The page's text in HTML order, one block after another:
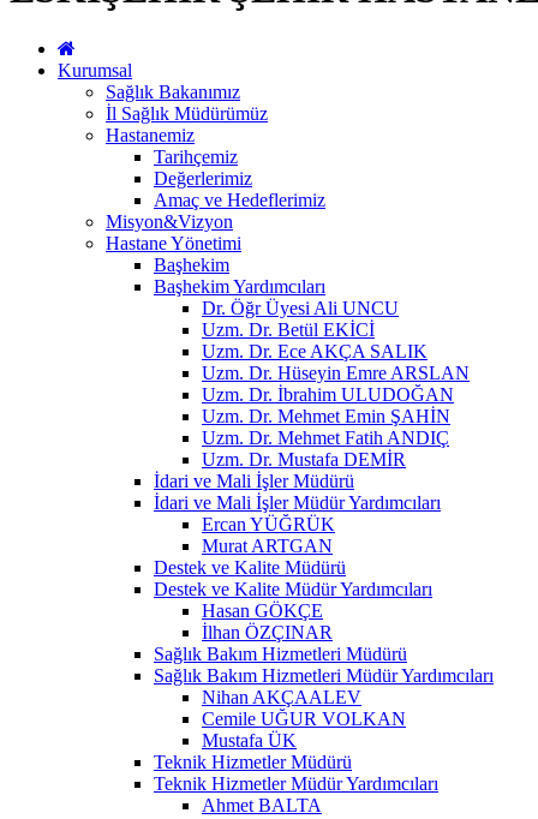
Kurumsal
Sağlık Bakanımız
İl Sağlık Müdürümüz
Hastanemiz
Tarihçemiz
Değerlerimiz
Amaç ve Hedeflerimiz
Misyon&Vizyon
Hastane Yönetimi
Başhekim
Başhekim Yardımcıları
Dr. Öğr Üyesi Ali UNCU
Uzm. Dr. Betül EKİCİ
Uzm. Dr. Ece AKÇA SALIK
Uzm. Dr. Hüseyin Emre ARSLAN
Uzm. Dr. İbrahim ULUDOĞAN
Uzm. Dr. Mehmet Emin ŞAHİN
Uzm. Dr. Mehmet Fatih ANDIÇ
Uzm. Dr. Mustafa DEMİR
İdari ve Mali İşler Müdürü
İdari ve Mali İşler Müdür Yardımcıları
Ercan YÜĞRÜK
Murat ARTGAN
Destek ve Kalite Müdürü
Destek ve Kalite Müdür Yardımcıları
Hasan GÖKÇE
İlhan ÖZÇINAR
Sağlık Bakım Hizmetleri Müdürü
Sağlık Bakım Hizmetleri Müdür Yardımcıları
Nihan AKÇAALEV
Cemile UĞUR VOLKAN
Mustafa ÜK
Teknik Hizmetler Müdürü
Teknik Hizmetler Müdür Yardımcıları
Ahmet BALTA